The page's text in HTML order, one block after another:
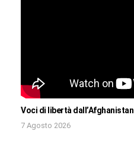
Voci di libertà dall’Afghanistan
7 Agosto 2026